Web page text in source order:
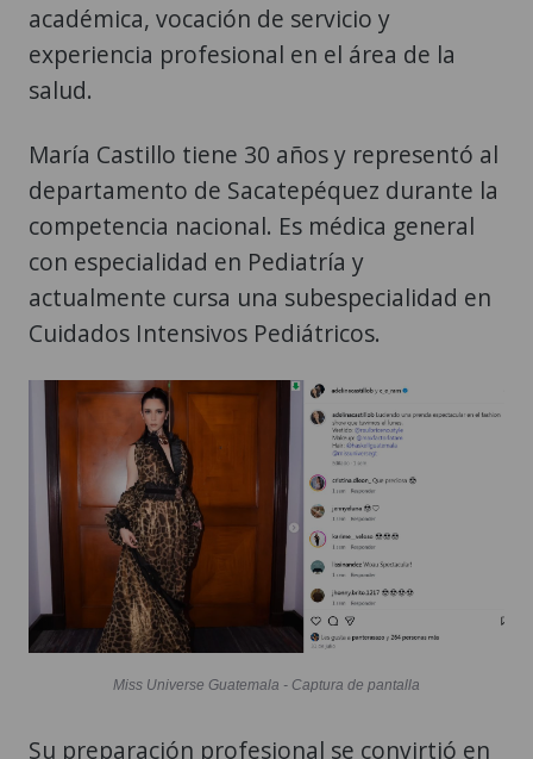
académica, vocación de servicio y
experiencia profesional en el área de la
salud.
María Castillo tiene 30 años y representó al
departamento de Sacatepéquez durante la
competencia nacional. Es médica general
con especialidad en Pediatría y
actualmente cursa una subespecialidad en
Cuidados Intensivos Pediátricos.
Miss Universe Guatemala - Captura de pantalla
Su preparación profesional se convirtió en